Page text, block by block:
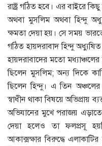
রাষ্ট্র গঠিত হবে। এর বাইরে
অথবা মুসলিম অথবা হিন্দু
ক্ষমতা দেয়া হয়। সে সময়
গঠিত হায়দরাবাদ হিন্দু
হায়দরাবাদের মতো
ছিলেন মুসলিম; অন্য দিকে
ছিলেন হিন্দু। এ তিন
স্বাধীন থাকা বিষয়ে অভিপ্রায়
অভিযানের মুখে পরাজয় এড়াতে
দেয়া হলেও তা ফলপ্রসূ
আকাক্সক্ষার বিরুদ্ধে